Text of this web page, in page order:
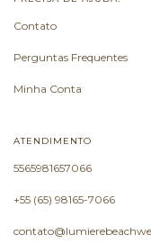
Contato
Perguntas Frequentes
Minha Conta
ATENDIMENTO
5565981657066
+55 (65) 98165-7066